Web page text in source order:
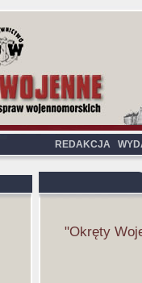
REDAKCJA
"Okręty